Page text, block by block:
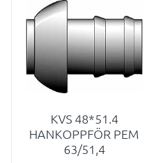
KVS 48*51.4
HANKOPPFÖR PEM
63/51,4